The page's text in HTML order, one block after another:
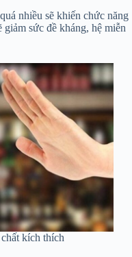
nhiều sẽ khiến chức năng
giảm sức đề kháng, hệ miễn
kích thích